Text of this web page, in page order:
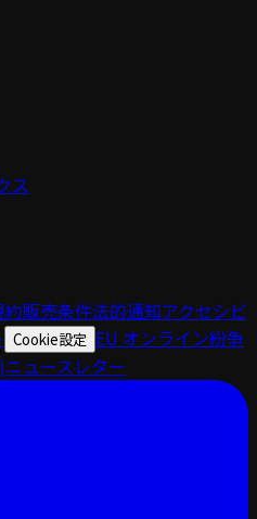
ス
約販売条件法的通知アクセシビ
Cookie設定 EU オンライン紛争
ニュースレター